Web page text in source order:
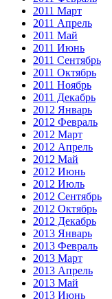
2011 Март
2011 Апрель
2011 Май
2011 Июнь
2011 Сентябрь
2011 Октябрь
2011 Ноябрь
2011 Декабрь
2012 Январь
2012 Февраль
2012 Март
2012 Апрель
2012 Май
2012 Июнь
2012 Июль
2012 Сентябрь
2012 Октябрь
2012 Декабрь
2013 Январь
2013 Февраль
2013 Март
2013 Апрель
2013 Май
2013 Июнь